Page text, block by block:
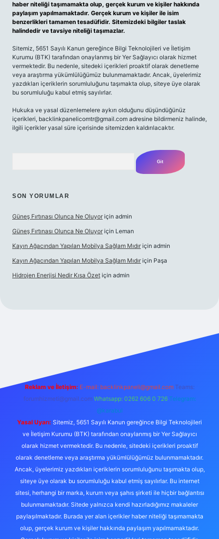
haber niteliği taşımamakta olup, gerçek kurum ve kişiler hakkında
paylaşım yapılmamaktadır. Gerçek kurum ve kişiler ile isim
benzerlikleri tamamen tesadüfidir. Sitemizdeki bilgiler taslak
halindedir ve tavsiye niteliği taşımazlar.
Sitemiz, 5651 Sayılı Kanun gereğince Bilgi Teknolojileri ve İletişim
Kurumu (BTK) tarafından onaylanmış bir Yer Sağlayıcı olarak hizmet
vermektedir. Bu nedenle, sitedeki içerikleri proaktif olarak denetleme
veya araştırma yükümlülüğümüz bulunmamaktadır. Ancak, üyelerimiz
yazdıkları içeriklerin sorumluluğunu taşımakta olup, siteye üye olarak
bu sorumluluğu kabul etmiş sayılırlar.
Hukuka ve yasal düzenlemelere aykırı olduğunu düşündüğünüz
içerikleri, backlinkpanelicomtr@gmail.com adresine bildirmeniz halinde,
ilgili içerikler yasal süre içerisinde sitemizden kaldırılacaktır.
SON YORUMLAR
Güneş Fırtınası Olunca Ne Oluyor için admin
Güneş Fırtınası Olunca Ne Oluyor için Leman
Kayın Ağacından Yapılan Mobilya Sağlam Mıdır için admin
Kayın Ağacından Yapılan Mobilya Sağlam Mıdır için Paşa
Hidrojen Enerjisi Nedir Kısa Özet için admin
https://
Reklam ve İletişim: E-mail: backlinkpaneli@gmail.com Teams:
forumhizmeti@gmail.com Whatsapp: 0262 606 0 726 Telegram:
@karabul
Yasal Uyarı: Sitemiz, 5651 Sayılı Kanun gereğince Bilgi Teknolojileri
ve İletişim Kurumu (BTK) tarafından onaylanmış bir Yer Sağlayıcı
olarak hizmet vermektedir. Bu nedenle, sitedeki içerikleri proaktif
olarak denetleme veya araştırma yükümlülüğümüz bulunmamaktadır.
Ancak, üyelerimiz yazdıkları içeriklerin sorumluluğunu taşımakta olup,
siteye üye olarak bu sorumluluğu kabul etmiş sayılırlar. Bu internet
sitesi, herhangi bir marka, kurum veya şahıs şirketi ile hiçbir bağlantısı
bulunmamaktadır. Sitede yalnızca kendi hazırladığımız makaleler
paylaşılmaktadır. Burada yer alan içerikler haber niteliği taşımamakta
olup, gerçek kurum ve kişiler hakkında paylaşım yapılmamaktadır.